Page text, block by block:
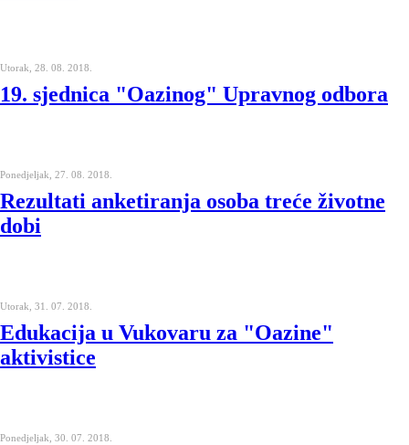
Utorak, 28. 08. 2018.
19. sjednica "Oazinog" Upravnog odbora
Ponedjeljak, 27. 08. 2018.
Rezultati anketiranja osoba treće životne
dobi
Utorak, 31. 07. 2018.
Edukacija u Vukovaru za "Oazine"
aktivistice
Ponedjeljak, 30. 07. 2018.